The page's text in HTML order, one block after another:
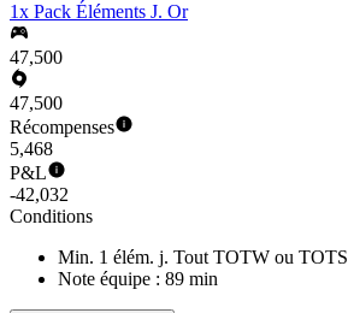
1x Pack Éléments J. Or
47,500
47,500
Récompenses
5,468
P&L
-42,032
Conditions
Min. 1 élém. j. Tout TOTW ou TOTS
Note équipe : 89 min